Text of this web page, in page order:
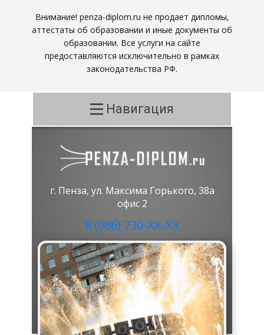
Внимание! penza-diplom.ru не продает дипломы,
аттестаты об образовании и иные документы об
образовании. Все услуги на сайте
предоставляются исключительно в рамках
законодательства РФ.
Навигация
г. Пенза, ул. Максима Горького, 38а
офис 2
8 (986) 730-ХХ-ХХ